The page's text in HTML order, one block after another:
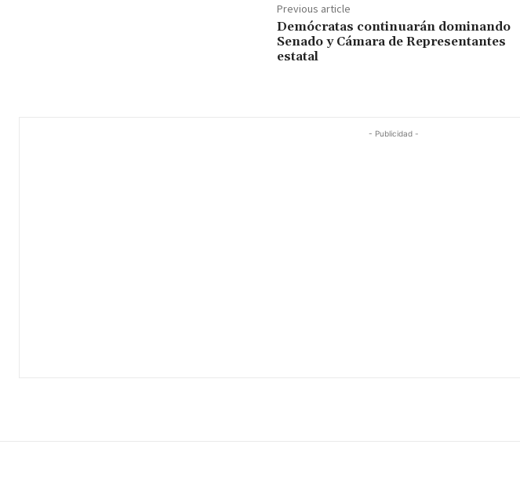
Previous article
Demócratas continuarán dominando
Senado y Cámara de Representantes
estatal
- Publicidad -